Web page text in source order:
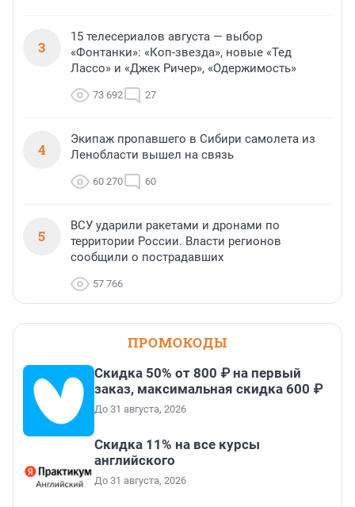
3
15 телесериалов августа — выбор
«Фонтанки»: «Коп-звезда», новые «Тед
Лассо» и «Джек Ричер», «Одержимость»
73 692 27
4
Экипаж пропавшего в Сибири самолета из
Ленобласти вышел на связь
60 270 60
5
ВСУ ударили ракетами и дронами по
территории России. Власти регионов
сообщили о пострадавших
57 766
ПРОМОКОДЫ
Скидка 50% от 800 ₽ на первый
заказ, максимальная скидка 600 ₽
До 31 августа, 2026
Скидка 11% на все курсы
английского
До 31 августа, 2026